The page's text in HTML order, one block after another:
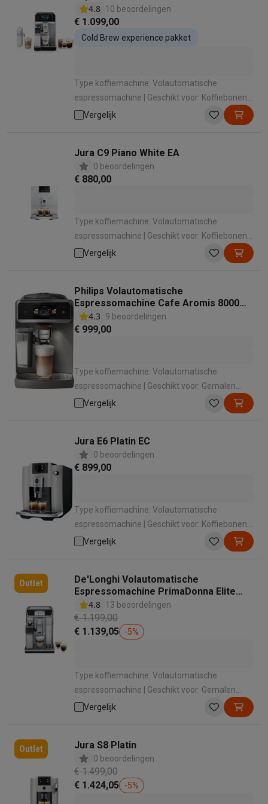
ECAM470.85.MB
4.8 10 beoordelingen
€ 1.099,00
Cold Brew experience pakket
Type koffiemachine: Volautomatische
espressomachine | Geschikt voor: Koffiebonen ,
Gemalen koffie | Geschikt voor melk
opschuimen: Ja | Manier van melkbereiding:
Bedieningspaneel: Touchscreen
Vergelijk
Jura C9 Piano White EA
0 beoordelingen
€ 880,00
Type koffiemachine: Volautomatische
espressomachine | Geschikt voor: Koffiebonen ,
Gemalen koffie | Geschikt voor melk
opschuimen: Ja | Manier van melkbereiding:
Bedieningspaneel: Druktoetsen
Vergelijk
Philips Volautomatische
Espressomachine Cafe Aromis 8000
Serie EP8757/92
4.3 9 beoordelingen
€ 999,00
Type koffiemachine: Volautomatische
espressomachine | Geschikt voor: Gemalen
koffie , Koffiebonen | Geschikt voor melk
opschuimen: Ja | Manier van melkbereiding:
Bedieningspaneel: Touchscreen
Vergelijk
Jura E6 Platin EC
0 beoordelingen
€ 899,00
Type koffiemachine: Volautomatische
espressomachine | Geschikt voor: Koffiebonen ,
Gemalen koffie | Geschikt voor melk
opschuimen: Ja | Manier van melkbereiding:
Bedieningspaneel: Druktoetsen
Vergelijk
Outlet
De'Longhi Volautomatische
Espressomachine PrimaDonna Elite
ECAM650.75.MS
4.8 13 beoordelingen
€ 1.199,00
€ 1.139,05
-5%
Type koffiemachine: Volautomatische
espressomachine | Geschikt voor: Gemalen
koffie , Koffiebonen | Geschikt voor melk
opschuimen: Ja | Manier van melkbereiding:
Bedieningspaneel: Touchscreen
Vergelijk
Outlet Jura S8 Platin
0 beoordelingen
€ 1.499,00
€ 1.424,05
-5%